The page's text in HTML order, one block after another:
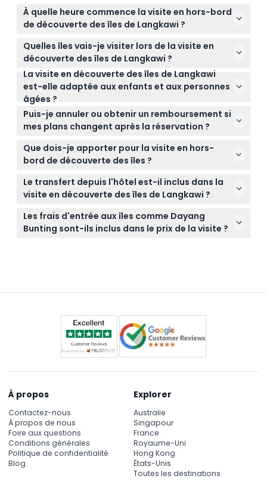
À quelle heure commence la visite en hors-bord
de découverte des îles de Langkawi ?
Les visites commencent généralement à 9h00 ou
14h00 et durent environ 4 heures. Les visites privées
offrent des horaires de départ flexibles entre 9h00
et 13h00 (sous réserve de modification — veuillez
confirmer au moment de la réservation).
Quelles îles vais-je visiter lors de la visite en
découverte des îles de Langkawi ?
Vous explorerez plusieurs îles, notamment l'île de
Dayang Bunting avec son célèbre lac d'eau douce,
l'île de Singa Besar pour observer les aigles, et l'île
de Beras Basah où vous pourrez vous détendre sur
des plages de sable blanc et nourrir les poissons.
La visite en découverte des îles de Langkawi
est-elle adaptée aux enfants et aux personnes
âgées ?
Oui, la visite accueille les invités de 3 à 99 ans, avec
des tarifs correspondant aux enfants et aux
adultes.
Puis-je annuler ou obtenir un remboursement si
mes plans changent après la réservation ?
Les billets ne sont pas remboursables et ne
peuvent pas être annulés, alors assurez-vous de
auxquelles vous prévoyez de participer à la visite.
Que dois-je apporter pour la visite en hors-
bord de découverte des îles ?
Apportez votre maillot de bain et une serviette pour
profiter confortablement du temps à la plage et de
Le transfert depuis l'hôtel est-il inclus dans la
visite en découverte des îles de Langkawi ?
Les transferts gratuits depuis l'hôtel sont inclus
uniquement pour les hôtels situés à Pantai Cenang
et Pantai Tengah ; sinon, vous devrez vous rendre
Les frais d'entrée aux îles comme Dayang
Bunting sont-ils inclus dans le prix de la visite ?
À propos
Contactez-nous
À propos de nous
Foire aux questions
Conditions générales
Politique de confidentialité
Blog
Explorer
Australie
Singapour
France
Royaume-Uni
Hong Kong
États-Unis
Toutes les destinations